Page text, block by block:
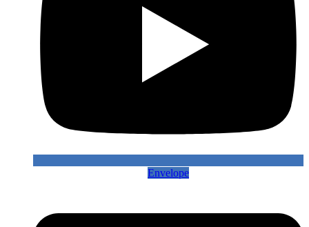
Envelope